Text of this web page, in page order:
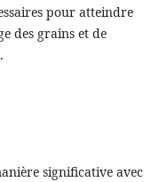
pour atteindre
des grains et de
significative avec